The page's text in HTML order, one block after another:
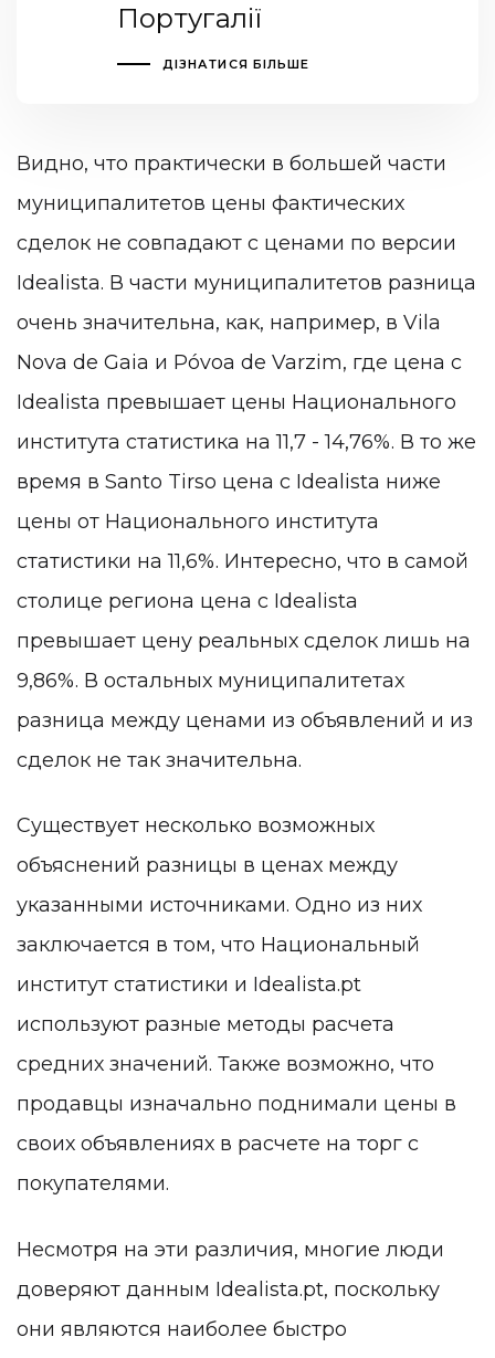
Португалії
ДІЗНАТИСЯ БІЛЬШЕ
Видно, что практически в большей части
муниципалитетов цены фактических
сделок не совпадают с ценами по версии
Idealista. В части муниципалитетов разница
очень значительна, как, например, в Vila
Nova de Gaia и Póvoa de Varzim, где цена с
Idealista превышает цены Национального
института статистика на 11,7 - 14,76%. В то же
время в Santo Tirso цена с Idealista ниже
цены от Национального института
статистики на 11,6%. Интересно, что в самой
столице региона цена с Idealista
превышает цену реальных сделок лишь на
9,86%. В остальных муниципалитетах
разница между ценами из объявлений и из
сделок не так значительна.
Существует несколько возможных
объяснений разницы в ценах между
указанными источниками. Одно из них
заключается в том, что Национальный
институт статистики и Idealista.pt
используют разные методы расчета
средних значений. Также возможно, что
продавцы изначально поднимали цены в
своих объявлениях в расчете на торг с
покупателями.
Несмотря на эти различия, многие люди
доверяют данным Idealista.pt, поскольку
они являются наиболее быстро